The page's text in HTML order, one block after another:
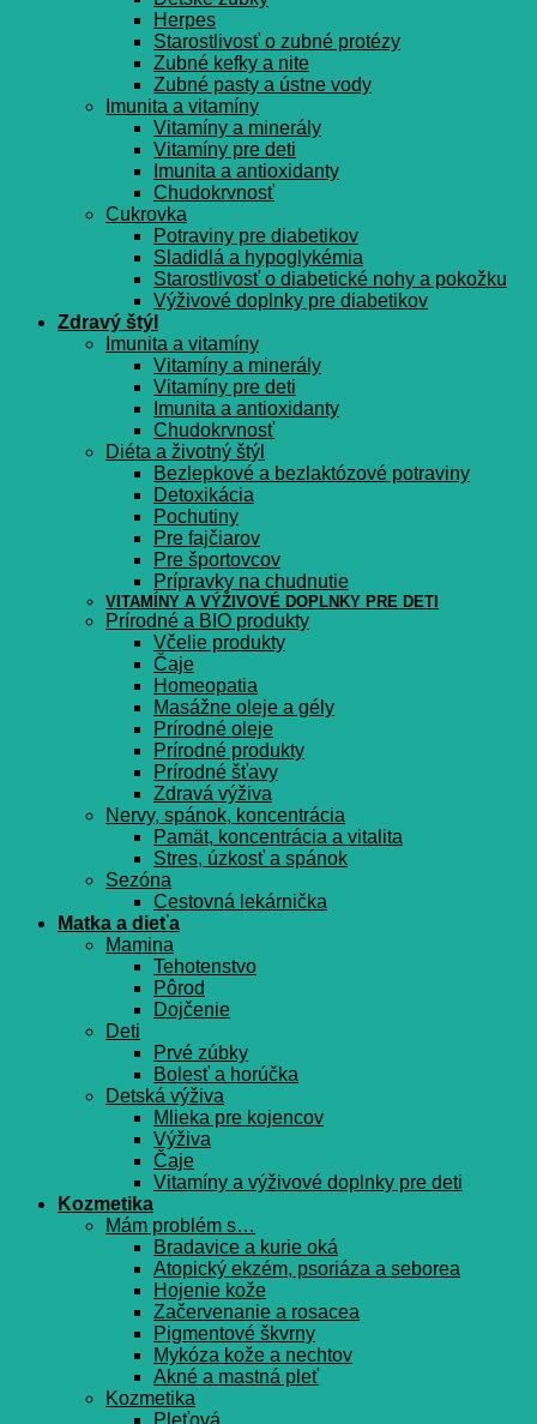
Herpes
Starostlivosť o zubné protézy
Zubné kefky a nite
Zubné pasty a ústne vody
Imunita a vitamíny
Vitamíny a minerály
Vitamíny pre deti
Imunita a antioxidanty
Chudokrvnosť
Cukrovka
Potraviny pre diabetikov
Sladidlá a hypoglykémia
Starostlivosť o diabetické nohy a pokožku
Výživové doplnky pre diabetikov
Zdravý štýl
Imunita a vitamíny
Vitamíny a minerály
Vitamíny pre deti
Imunita a antioxidanty
Chudokrvnosť
Diéta a životný štýl
Bezlepkové a bezlaktózové potraviny
Detoxikácia
Pochutiny
Pre fajčiarov
Pre športovcov
Prípravky na chudnutie
VITAMÍNY A VÝŽIVOVÉ DOPLNKY PRE DETI
Prírodné a BIO produkty
Včelie produkty
Čaje
Homeopatia
Masážne oleje a gély
Prírodné oleje
Prírodné produkty
Prírodné šťavy
Zdravá výživa
Nervy, spánok, koncentrácia
Pamät, koncentrácia a vitalita
Stres, úzkosť a spánok
Sezóna
Cestovná lekárnička
Matka a dieťa
Mamina
Tehotenstvo
Pôrod
Dojčenie
Deti
Prvé zúbky
Bolesť a horúčka
Detská výživa
Mlieka pre kojencov
Výživa
Čaje
Vitamíny a výživové doplnky pre deti
Kozmetika
Mám problém s…
Bradavice a kurie oká
Atopický ekzém, psoriáza a seborea
Hojenie kože
Začervenanie a rosacea
Pigmentové škvrny
Mykóza kože a nechtov
Akné a mastná pleť
Kozmetika